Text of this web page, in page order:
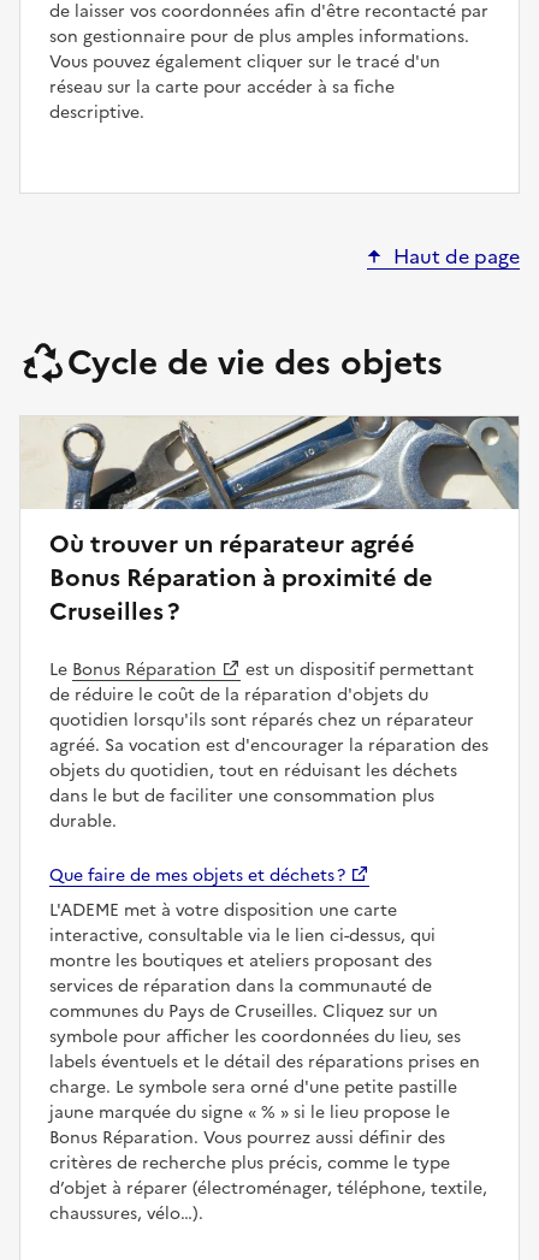
de laisser vos coordonnées afin d'être recontacté par
son gestionnaire pour de plus amples informations.
Vous pouvez également cliquer sur le tracé d'un
réseau sur la carte pour accéder à sa fiche
descriptive.
Haut de page
Cycle de vie des objets
Où trouver un réparateur agréé
Bonus Réparation à proximité de
Cruseilles ?
Le Bonus Réparation
est un dispositif permettant
de réduire le coût de la réparation d'objets du
quotidien lorsqu'ils sont réparés chez un réparateur
agréé. Sa vocation est d'encourager la réparation des
objets du quotidien, tout en réduisant les déchets
dans le but de faciliter une consommation plus
durable.
Que faire de mes objets et déchets ?
L'ADEME met à votre disposition une carte
interactive, consultable via le lien ci-dessus, qui
montre les boutiques et ateliers proposant des
services de réparation dans la communauté de
communes du Pays de Cruseilles. Cliquez sur un
symbole pour afficher les coordonnées du lieu, ses
labels éventuels et le détail des réparations prises en
charge. Le symbole sera orné d'une petite pastille
jaune marquée du signe
%
si le lieu propose le
Bonus Réparation. Vous pourrez aussi définir des
critères de recherche plus précis, comme le type
d’objet à réparer (électroménager, téléphone, textile,
chaussures, vélo…).